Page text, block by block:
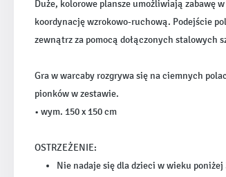
Duże, kolorowe plansze umożliwiają zabawę
koordynację wzrokowo-ruchową. Podejście
zewnątrz za pomocą dołączonych stalowych
Gra w warcaby rozgrywa się na ciemnych
pionków w zestawie.
• wym. 150 x 150 cm
OSTRZEŻENIE:
Nie nadaje się dla dzieci w wieku poniżej